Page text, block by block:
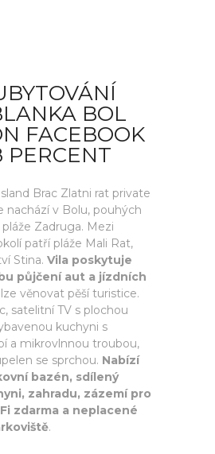
BOL
FACEBOOK
PERCENT
Brac Zlatni rat private
nachází v Bolu, pouhých
Zadruga. Mezi
patří pláže Mali Rat,
Stina. Vila poskytuje
půjčení aut a jízdních
věnovat pěší turistice.
satelitní TV s plochou
kuchyni s
a mikrovlnnou troubou,
se sprchou. Nabízí
bazén, sdílený
zahradu, zázemí pro
zdarma a neplacené
.